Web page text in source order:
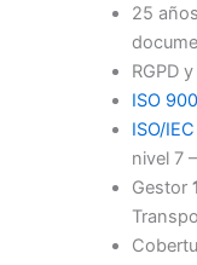
25
RGPD
ISO
ISO/
nivel 7
Gestor